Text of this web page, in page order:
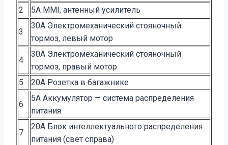
2
5A MMI, антенный усилитель
3
30A Электромеханический стояночный
тормоз, левый мотор
4
30A Электромеханический стояночный
тормоз, правый мотор
5
20A Розетка в багажнике
6
5A Аккумулятор — система распределения
питания
7
20A Блок интеллектуального распределения
питания (свет справа)